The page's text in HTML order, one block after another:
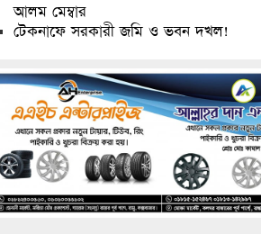
আলম মেম্বার
টেকনাফে সরকারী জমি ও ভবন দখল!